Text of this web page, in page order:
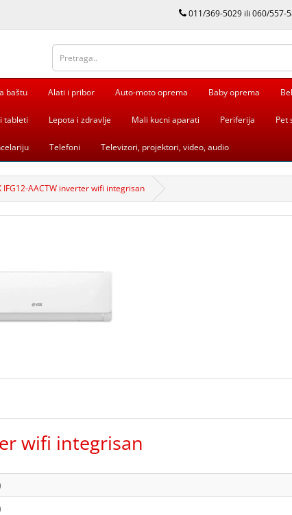
011/369-5029 ili 060/557-
baštu Alati i pribor Auto-moto oprema Baby oprema
tableti Lepota i zdravlje Mali kucni aparati Periferija Pet
Telefoni Televizori, projektori, video, audio
IFG12-AACTW inverter wifi integrisan
wifi integrisan